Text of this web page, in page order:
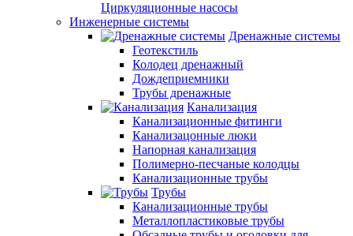
Циркуляционные насосы
Инженерные системы
Дренажные системы
Геотекстиль
Колодец дренажный
Дождеприемники
Трубы дренажные
Канализация
Канализационные фитинги
Канализацонные люки
Напорная канализация
Полимерно-песчаные колодцы
Канализационные трубы
Трубы
Канализационные трубы
Металлопластиковые трубы